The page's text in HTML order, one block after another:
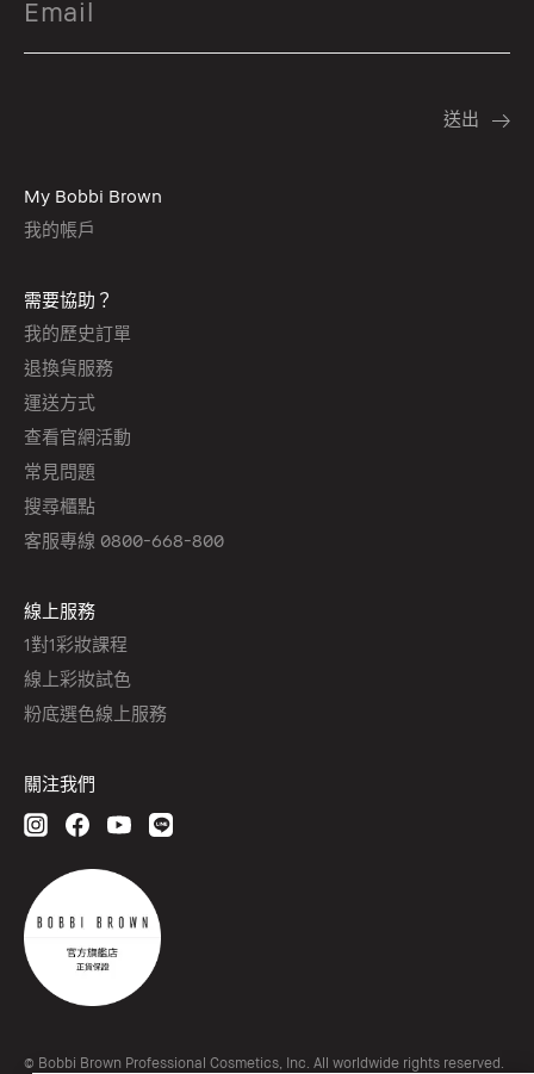
My Bobbi Brown
我的帳戶
需要協助？
我的歷史訂單
退換貨服務
運送方式
查看官網活動
常見問題
搜尋櫃點
客服專線 0800-668-800
線上服務
1對1彩妝課程
線上彩妝試色
粉底選色線上服務
關注我們
© Bobbi Brown Professional Cosmetics, Inc. All worldwide rights reserved.